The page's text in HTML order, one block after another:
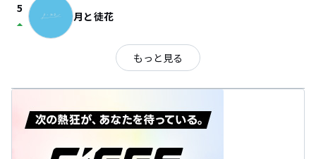
5
arrow_drop_up 月と徒花
もっと見る